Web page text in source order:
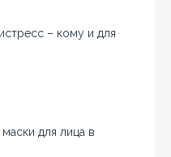
– кому и для
для лица в